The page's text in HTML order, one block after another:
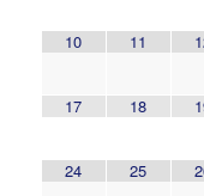
10 11
17 18
24 25